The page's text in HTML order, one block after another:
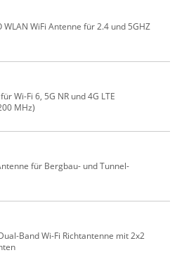
WiFi Antenne für 2.4 und 5GHZ
Wi-Fi 6, 5G NR und 4G LTE
MHz)
für Bergbau- und Tunnel-
Band Wi-Fi Richtantenne mit 2x2